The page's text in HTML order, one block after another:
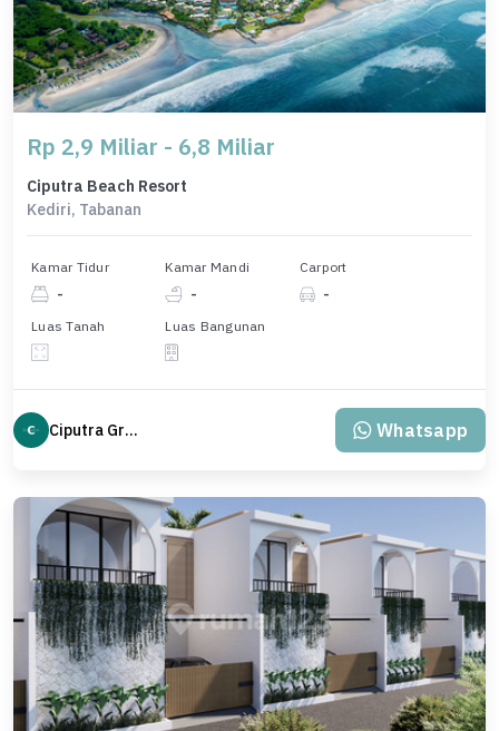
Rp 2,9 Miliar - 6,8 Miliar
Ciputra Beach Resort
Kediri, Tabanan
Kamar Tidur
-
Kamar Mandi
-
Carport
-
Luas Tanah Luas Bangunan
Ciputra Group Whatsapp